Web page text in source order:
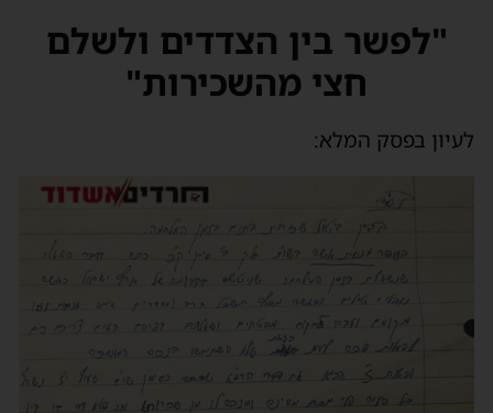
"לפשר בין הצדדים ולשלם
חצי מהשכירות"
לעיון בפסק המלא: